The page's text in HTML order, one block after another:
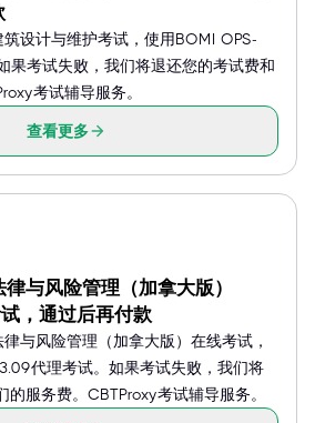
设计与维护考试，使用BOMI OPS-
考试失败，我们将退还您的考试费和
考试辅导服务。
查看更多
与风险管理（加拿大版）
，通过后再付款
与风险管理（加拿大版）在线考试，
代理考试。如果考试失败，我们将
的服务费。CBTProxy考试辅导服务。